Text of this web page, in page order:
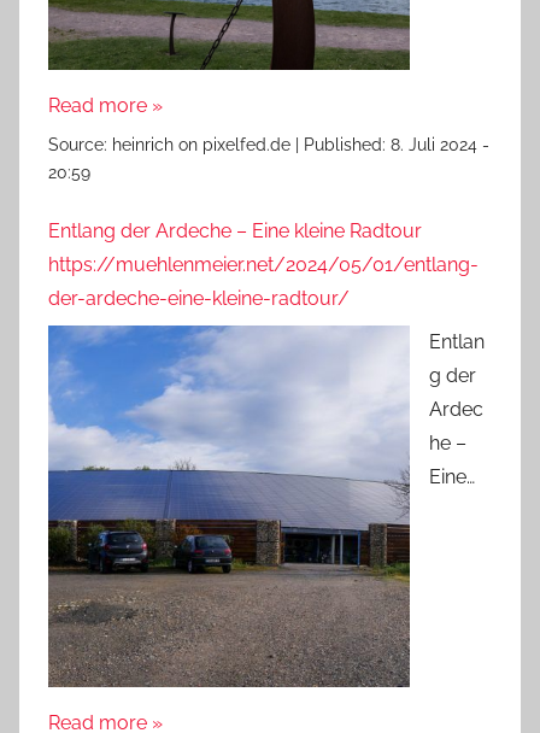
Read more »
Source: heinrich on pixelfed.de Published: 8. Juli 2024 -
20:59
Entlang der Ardeche – Eine kleine Radtour
https://muehlenmeier.net/2024/05/01/entlang-
der-ardeche-eine-kleine-radtour/
Entlan
g der
Ardec
he –
Eine…
Read more »